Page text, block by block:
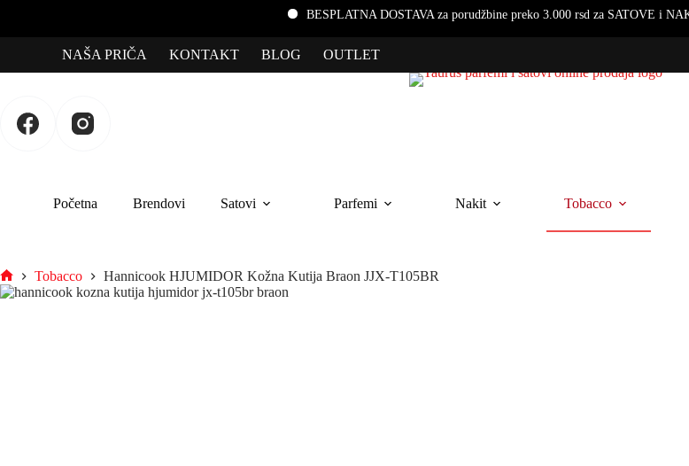
BESPLATNA DOSTAVA za porudžbine preko 3.000 rsd za SATOVE i NAKIT
NAŠA PRIČA KONTAKT BLOG OUTLET
Početna Brendovi Satovi Parfemi Nakit Tobacco
Tobacco Hannicook HJUMIDOR Kožna Kutija Braon JJX-T105BR